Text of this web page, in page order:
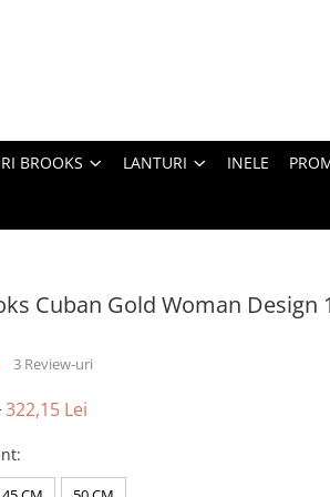
BROOKS LANTURI INELE
Cuban Gold Woman Design
3 Review-uri
322,15 Lei
: